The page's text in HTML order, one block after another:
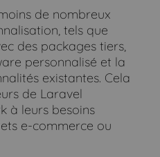
de nombreux
tels que
des packages tiers,
personnalisé et la
existantes. Cela
de Laravel
à leurs besoins
e-commerce ou